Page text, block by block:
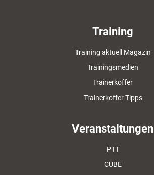
Training
Training aktuell Magazin
Trainingsmedien
Trainerkoffer
Trainerkoffer Tipps
Veranstaltungen
PTT
CUBE